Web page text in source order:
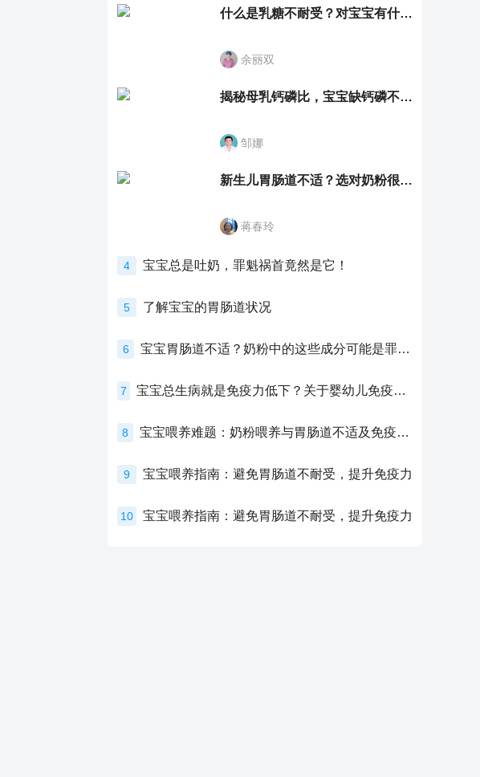
什么是乳糖不耐受？对宝宝有什么影响？
余丽双
揭秘母乳钙磷比，宝宝缺钙磷不再愁
邹娜
新生儿胃肠道不适？选对奶粉很重要！
蒋春玲
4 宝宝总是吐奶，罪魁祸首竟然是它！
5 了解宝宝的胃肠道状况
6 宝宝胃肠道不适？奶粉中的这些成分可能是罪魁祸首！
7 宝宝总生病就是免疫力低下？关于婴幼儿免疫力的真相，家长必须了解！
8 宝宝喂养难题：奶粉喂养与胃肠道不适及免疫力提升的奥秘
9 宝宝喂养指南：避免胃肠道不耐受，提升免疫力
10 宝宝喂养指南：避免胃肠道不耐受，提升免疫力